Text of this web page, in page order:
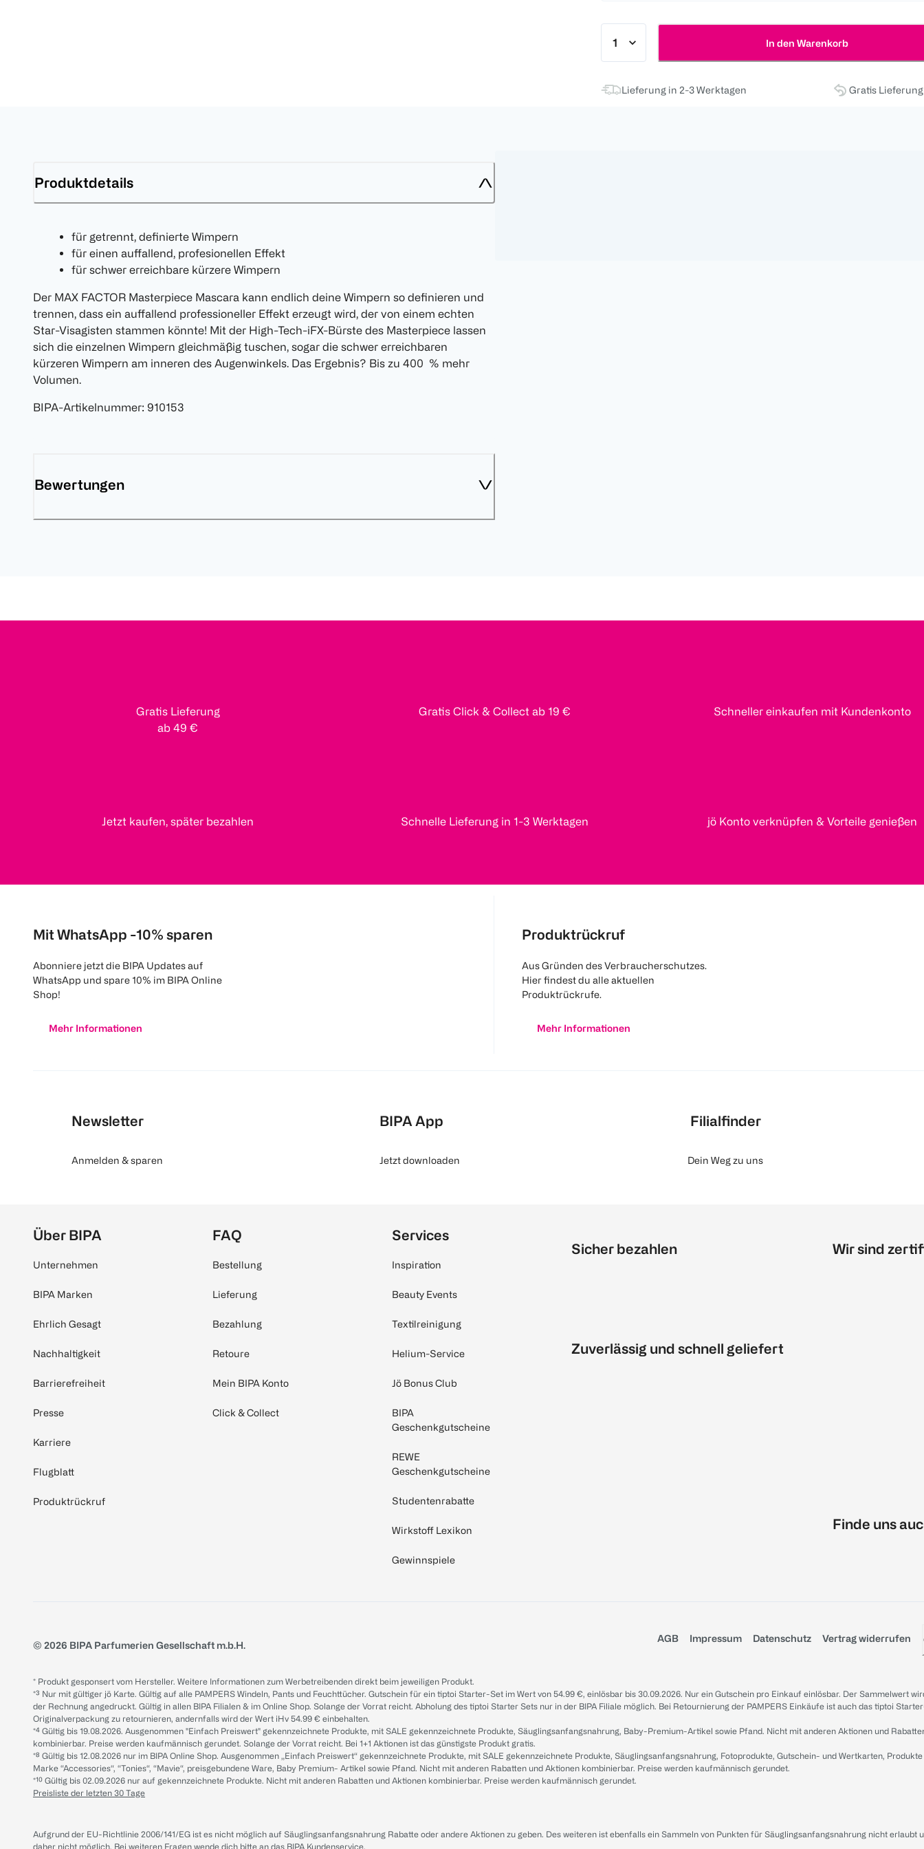
In den Warenkorb
Lieferung in 2-3 Werktagen Gratis
Produktdetails
für getrennt, definierte Wimpern
für einen auffallend, profesionellen Effekt
für schwer erreichbare kürzere Wimpern
Der MAX FACTOR Masterpiece Mascara kann endlich deine Wimpern so definieren und
trennen, dass ein auffallend professioneller Effekt erzeugt wird, der von einem echten
Star-Visagisten stammen könnte! Mit der High-Tech-iFX-Bürste des Masterpiece lassen
sich die einzelnen Wimpern gleichmäßig tuschen, sogar die schwer erreichbaren
kürzeren Wimpern am inneren des Augenwinkels. Das Ergebnis? Bis zu 400 % mehr
Volumen.
BIPA-Artikelnummer: 910153
Bewertungen
Gratis Lieferung
ab 49 €
Gratis Click & Collect ab 19 € Schneller einkaufen mit Kundenkonto
Jetzt kaufen, später bezahlen Schnelle Lieferung in 1-3 Werktagen jö Konto verknüpfen & Vorteile genießen
Mit WhatsApp -10% sparen
Abonniere jetzt die BIPA Updates auf
WhatsApp und spare 10% im BIPA Online
Shop!
Mehr Informationen
Produktrückruf
Aus Gründen des Verbraucherschutzes.
Hier findest du alle aktuellen
Produktrückrufe.
Mehr Informationen
Newsletter
Anmelden & sparen
BIPA App
Jetzt downloaden
Filialfinder
Dein Weg zu uns
Über BIPA
Unternehmen
BIPA Marken
Ehrlich Gesagt
Nachhaltigkeit
Barrierefreiheit
Presse
Karriere
Flugblatt
Produktrückruf
FAQ
Bestellung
Lieferung
Bezahlung
Retoure
Mein BIPA Konto
Click & Collect
Services
Inspiration
Beauty Events
Textilreinigung
Helium-Service
Jö Bonus Club
BIPA
Geschenkgutscheine
REWE
Geschenkgutscheine
Studentenrabatte
Wirkstoff Lexikon
Gewinnspiele
Sicher bezahlen
Zuverlässig und schnell geliefert
Wir sind
Finde uns
© 2026 BIPA Parfumerien Gesellschaft m.b.H.
AGB Impressum Datenschutz Vertrag widerrufen
* Produkt gesponsert vom Hersteller. Weitere Informationen zum Werbetreibenden direkt beim jeweiligen Produkt.
*³ Nur mit gültiger jö Karte. Gültig auf alle PAMPERS Windeln, Pants und Feuchttücher. Gutschein für ein tiptoi Starter-Set im Wert von 54.99 €, einlösbar bis 30.09.2026. Nur ein Gutschein pro Einkauf einlösbar. Der Sammelwert
der Rechnung angedruckt. Gültig in allen BIPA Filialen & im Online Shop. Solange der Vorrat reicht. Abholung des tiptoi Starter Sets nur in der BIPA Filiale möglich. Bei Retournierung der PAMPERS Einkäufe ist auch das tiptoi
Originalverpackung zu retournieren, andernfalls wird der Wert iHv 54.99 € einbehalten.
*⁴ Gültig bis 19.08.2026. Ausgenommen "Einfach Preiswert" gekennzeichnete Produkte, mit SALE gekennzeichnete Produkte, Säuglingsanfangsnahrung, Baby-Premium-Artikel sowie Pfand. Nicht mit anderen Aktionen und
kombinierbar. Preise werden kaufmännisch gerundet. Solange der Vorrat reicht. Bei 1+1 Aktionen ist das günstigste Produkt gratis.
*⁸ Gültig bis 12.08.2026 nur im BIPA Online Shop. Ausgenommen „Einfach Preiswert“ gekennzeichnete Produkte, mit SALE gekennzeichnete Produkte, Säuglingsanfangsnahrung, Fotoprodukte, Gutschein- und Wertkarten,
Marke “Accessories“, “Tonies“, “Mavie“, preisgebundene Ware, Baby Premium- Artikel sowie Pfand. Nicht mit anderen Rabatten und Aktionen kombinierbar. Preise werden kaufmännisch gerundet.
*¹⁰ Gültig bis 02.09.2026 nur auf gekennzeichnete Produkte. Nicht mit anderen Rabatten und Aktionen kombinierbar. Preise werden kaufmännisch gerundet.
Preisliste der letzten 30 Tage
Aufgrund der EU-Richtlinie 2006/141/EG ist es nicht möglich auf Säuglingsanfangsnahrung Rabatte oder andere Aktionen zu geben. Des weiteren ist ebenfalls ein Sammeln von Punkten für Säuglingsanfangsnahrung nicht erlaubt
daher nicht möglich. Bei weiteren Fragen wende dich bitte an das BIPA Kundenservice.